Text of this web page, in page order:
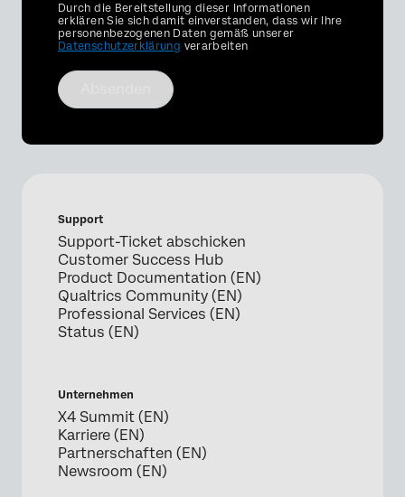
Privacy
Optin
Durch die Bereitstellung dieser Informationen
erklären Sie sich damit einverstanden, dass wir Ihre
personenbezogenen Daten gemäß unserer
Datenschutzerklärung verarbeiten
Support
Support-Ticket abschicken
Customer Success Hub
Product Documentation (EN)
Qualtrics Community (EN)
Professional Services (EN)
Status (EN)
Unternehmen
X4 Summit (EN)
Karriere (EN)
Partnerschaften (EN)
Newsroom (EN)